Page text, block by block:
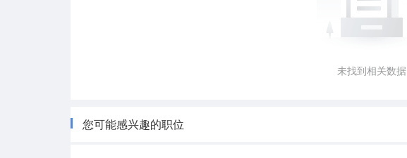
未找到相关数据
您可能感兴趣的职位